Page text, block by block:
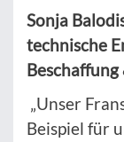
Sonja
technische
„Unser
Beispiel für